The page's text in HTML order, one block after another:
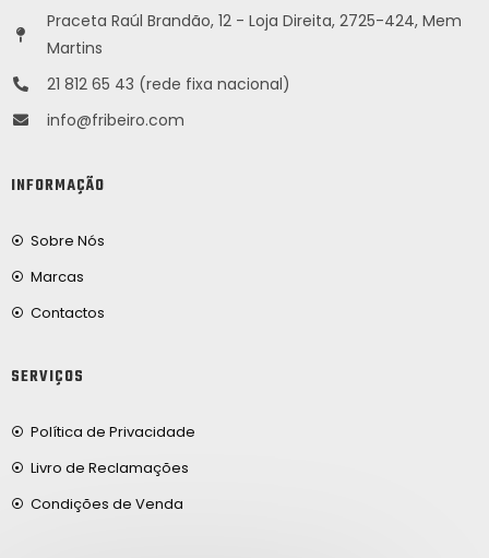
Praceta Raúl Brandão, 12 - Loja Direita, 2725-424, Mem
Martins
21 812 65 43 (rede fixa nacional)
info@fribeiro.com
INFORMAÇÃO
Sobre Nós
Marcas
Contactos
SERVIÇOS
Política de Privacidade
Livro de Reclamações
Condições de Venda